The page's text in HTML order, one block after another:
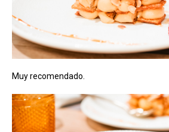
Muy recomendado.